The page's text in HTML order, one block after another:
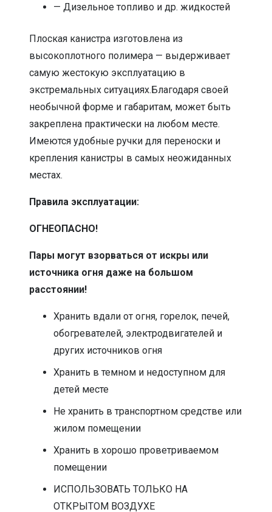
— Дизельное топливо и др. жидкостей
Плоская канистра изготовлена из
высокоплотного полимера — выдерживает
самую жестокую эксплуатацию в
экстремальных ситуациях.Благодаря своей
необычной форме и габаритам, может быть
закреплена практически на любом месте.
Имеются удобные ручки для переноски и
крепления канистры в самых неожиданных
местах.
Правила эксплуатации:
ОГНЕОПАСНО!
Пары могут взорваться от искры или
источника огня даже на большом
расстоянии!
Хранить вдали от огня, горелок, печей,
обогревателей, электродвигателей и
других источников огня
Хранить в темном и недоступном для
детей месте
Не хранить в транспортном средстве или
жилом помещении
Хранить в хорошо проветриваемом
помещении
ИСПОЛЬЗОВАТЬ ТОЛЬКО НА
ОТКРЫТОМ ВОЗДУХЕ